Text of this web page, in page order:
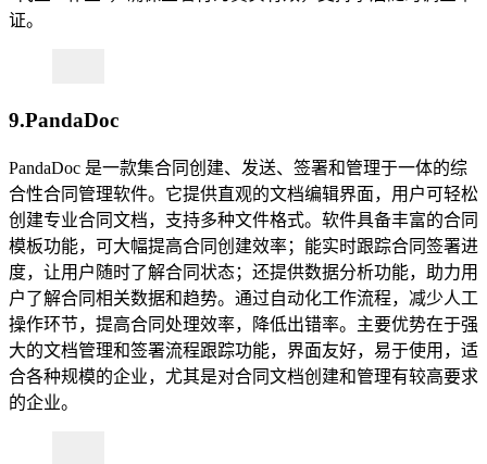
证。
9.PandaDoc
PandaDoc 是一款集合同创建、发送、签署和管理于一体的综
合性合同管理软件。它提供直观的文档编辑界面，用户可轻松
创建专业合同文档，支持多种文件格式。软件具备丰富的合同
模板功能，可大幅提高合同创建效率；能实时跟踪合同签署进
度，让用户随时了解合同状态；还提供数据分析功能，助力用
户了解合同相关数据和趋势。通过自动化工作流程，减少人工
操作环节，提高合同处理效率，降低出错率。主要优势在于强
大的文档管理和签署流程跟踪功能，界面友好，易于使用，适
合各种规模的企业，尤其是对合同文档创建和管理有较高要求
的企业。